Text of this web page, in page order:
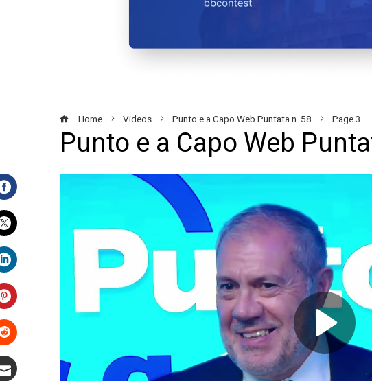
Home Videos Punto e a Capo Web Puntata n. 58 Page 3
Punto e a Capo Web
Facebook
Twitter
LinkedIn
Pinterest
Stumbleupon